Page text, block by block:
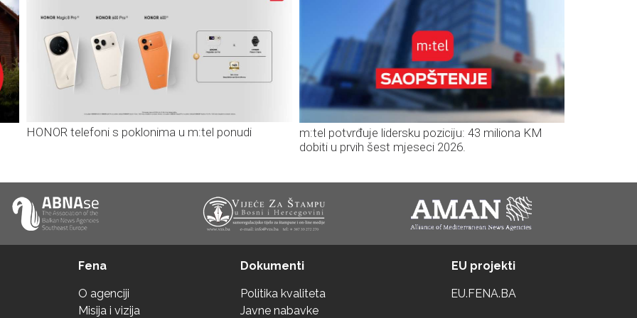
HONOR telefoni s poklonima u m:tel ponudi
m:tel potvrđuje lidersku poziciju: 43 miliona KM
dobiti u prvih šest mjeseci 2026.
Fena
O agenciji
Misija i vizija
Dokumenti
Politika kvaliteta
Javne nabavke
EU projekti
EU.FENA.BA